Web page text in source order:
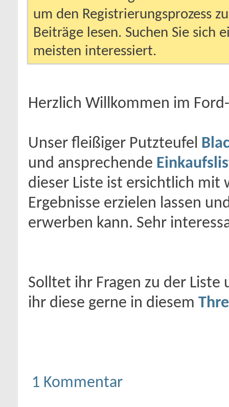
um den Registrierungsprozess
Beiträge lesen. Suchen Sie sich
meisten interessiert.
Herzlich Willkommen im
Unser fleißiger Putzteufel
und ansprechende
dieser Liste ist ersichtlich mit
Ergebnisse erzielen lassen
erwerben kann. Sehr
Solltet ihr Fragen zu der
ihr diese gerne in diesem
1 Kommentar